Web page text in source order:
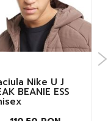
Nike U J
BEANIE ESS